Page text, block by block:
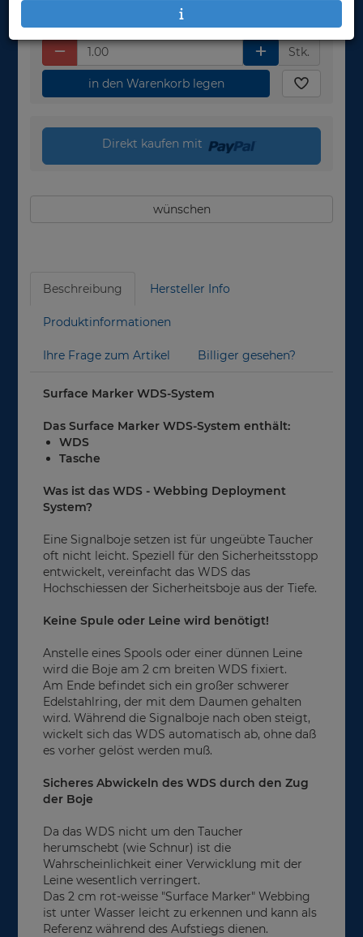
Stk.
in den Warenkorb legen
Direkt kaufen mit
wünschen
Beschreibung Hersteller Info
Produktinformationen
Ihre Frage zum Artikel Billiger gesehen?
Surface Marker WDS-System
Das Surface Marker WDS-System enthält:
WDS
Tasche
Was ist das WDS - Webbing Deployment
System?
Eine Signalboje setzen ist für ungeübte Taucher
oft nicht leicht. Speziell für den Sicherheitsstopp
entwickelt, vereinfacht das WDS das
Hochschiessen der Sicherheitsboje aus der Tiefe.
Keine Spule oder Leine wird benötigt!
Anstelle eines Spools oder einer dünnen Leine
wird die Boje am 2 cm breiten WDS fixiert.
Am Ende befindet sich ein großer schwerer
Edelstahlring, der mit dem Daumen gehalten
wird. Während die Signalboje nach oben steigt,
wickelt sich das WDS automatisch ab, ohne daß
es vorher gelöst werden muß.
Sicheres Abwickeln des WDS durch den Zug
der Boje
Da das WDS nicht um den Taucher
herumschebt (wie Schnur) ist die
Wahrscheinlichkeit einer Verwicklung mit der
Leine wesentlich verringert.
Das 2 cm rot-weisse "Surface Marker" Webbing
ist unter Wasser leicht zu erkennen und kann als
Referenz während des Aufstiegs dienen.